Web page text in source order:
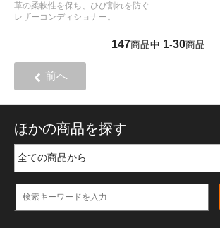
革の柔軟性を保ち、ひび割れを防ぐ
レザーコンディショナー。
147商品中 1-30商品
前へ
ほかの商品を探す